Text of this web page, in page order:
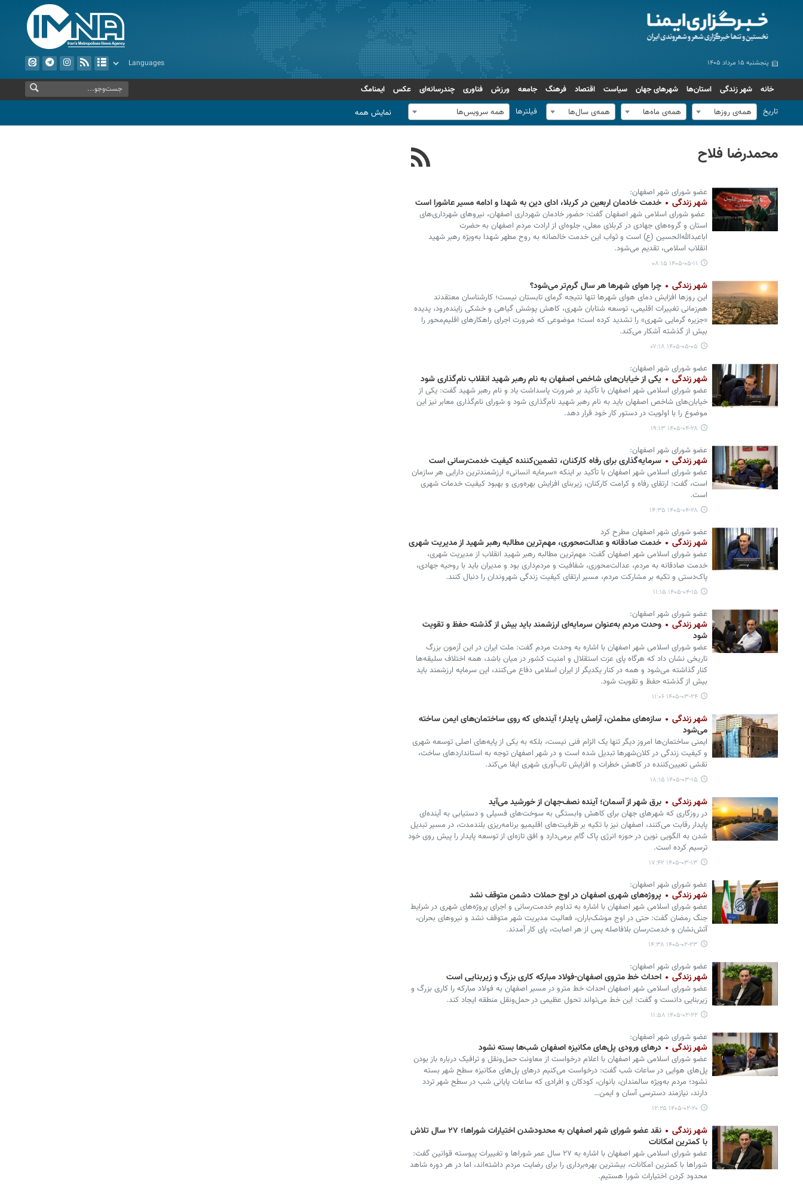
پنجشنبه ۱۵ مرداد ۱۴۰۵
خانه شهر زندگی استان‌ها شهرهای جهان سیاست اقتصاد فرهنگ جامعه ورزش فناوری چندرسانه‌ای عکس
ایمنامگ
تاریخ
همه‌ی روزها همه‌ی ماه‌ها همه‌ی سال‌ها فیلترها همه سرویس‌ها نمایش همه
محمدرضا فلاح
عضو شورای شهر اصفهان:
شهر زندگی خدمت خادمان اربعین در کربلا، ادای دین به شهدا و ادامه مسیر عاشورا است
عضو شورای اسلامی شهر اصفهان گفت: حضور خادمان شهرداری اصفهان، نیروهای شهرداری‌های
استان و گروه‌های جهادی در کربلای معلی، جلوه‌ای از ارادت مردم اصفهان به حضرت
اباعبدالله‌الحسین (ع) است و ثواب این خدمت خالصانه به روح مطهر شهدا به‌ویژه رهبر شهید
انقلاب اسلامی، تقدیم می‌شود.
۱۴۰۵-۰۵-۱۱ ۰۸:۱۵
شهر زندگی چرا هوای شهرها هر سال گرم‌تر می‌شود؟
این روزها افزایش دمای هوای شهرها تنها نتیجه گرمای تابستان نیست؛ کارشناسان معتقدند
هم‌زمانی تغییرات اقلیمی، توسعه شتابان شهری، کاهش پوشش گیاهی و خشکی زاینده‌رود، پدیده
«جزیره گرمایی شهری» را تشدید کرده است؛ موضوعی که ضرورت اجرای راهکارهای اقلیم‌محور را
بیش از گذشته آشکار می‌کند.
۱۴۰۵-۰۵-۰۵ ۰۷:۱۸
عضو شورای شهر اصفهان:
شهر زندگی یکی از خیابان‌های شاخص اصفهان به نام رهبر شهید انقلاب نام‌گذاری شود
عضو شورای اسلامی شهر اصفهان با تأکید بر ضرورت پاسداشت یاد و نام رهبر شهید گفت: یکی از
خیابان‌های شاخص اصفهان باید به نام رهبر شهید نام‌گذاری شود و شورای نام‌گذاری معابر نیز این
موضوع را با اولویت در دستور کار خود قرار دهد.
۱۴۰۵-۰۴-۲۸ ۱۹:۱۳
عضو شورای شهر اصفهان:
شهر زندگی سرمایه‌گذاری برای رفاه کارکنان، تضمین‌کننده کیفیت خدمت‌رسانی است
عضو شورای اسلامی شهر اصفهان با تأکید بر اینکه «سرمایه انسانی» ارزشمندترین دارایی هر سازمان
است، گفت: ارتقای رفاه و کرامت کارکنان، زیربنای افزایش بهره‌وری و بهبود کیفیت خدمات شهری
است.
۱۴۰۵-۰۴-۲۸ ۱۴:۳۵
عضو شورای شهر اصفهان مطرح کرد
شهر زندگی خدمت صادقانه و عدالت‌محوری، مهم‌ترین مطالبه رهبر شهید از مدیریت شهری
عضو شورای اسلامی شهر اصفهان گفت: مهم‌ترین مطالبه رهبر شهید انقلاب از مدیریت شهری،
خدمت صادقانه به مردم، عدالت‌محوری، شفافیت و مردم‌داری بود و مدیران باید با روحیه جهادی،
پاک‌دستی و تکیه بر مشارکت مردم، مسیر ارتقای کیفیت زندگی شهروندان را دنبال کنند.
۱۴۰۵-۰۴-۱۵ ۱۱:۱۵
عضو شورای شهر اصفهان:
شهر زندگی
وحدت مردم به‌عنوان سرمایه‌ای ارزشمند باید بیش از گذشته حفظ و تقویت
شود
عضو شورای اسلامی شهر اصفهان با اشاره به وحدت مردم گفت: ملت ایران در این آزمون بزرگ
تاریخی نشان داد که هرگاه پای عزت استقلال و امنیت کشور در میان باشد، همه اختلاف سلیقه‌ها
کنار گذاشته می‌شود و همه در کنار یکدیگر از ایران اسلامی دفاع می‌کنند، این سرمایه ارزشمند باید
بیش از گذشته حفظ و تقویت شود.
۱۴۰۵-۰۳-۲۴ ۱۱:۰۶
شهر زندگی
سازه‌های مطمئن، آرامش پایدار؛ آینده‌ای که روی ساختمان‌های ایمن ساخته
می‌شود
ایمنی ساختمان‌ها امروز دیگر تنها یک الزام فنی نیست، بلکه به یکی از پایه‌های اصلی توسعه شهری
و کیفیت زندگی در کلان‌شهرها تبدیل شده است و در شهر اصفهان توجه به استانداردهای ساخت،
نقشی تعیین‌کننده در کاهش خطرات و افزایش تاب‌آوری شهری ایفا می‌کند.
۱۴۰۵-۰۳-۱۵ ۱۸:۱۵
شهر زندگی برق شهر از آسمان؛ آینده نصف‌جهان از خورشید می‌آید
در روزگاری که شهرهای جهان برای کاهش وابستگی به سوخت‌های فسیلی و دستیابی به آینده‌ای
پایدار رقابت می‌کنند، اصفهان نیز با تکیه بر ظرفیت‌های اقلیمیو برنامه‌ریزی بلندمدت، در مسیر تبدیل
شدن به الگویی نوین در حوزه انرژی پاک گام برمی‌دارد و افق تازه‌ای از توسعه پایدار را پیش روی خود
ترسیم کرده است.
۱۴۰۵-۰۳-۱۳ ۱۷:۴۲
عضو شورای شهر اصفهان:
شهر زندگی پروژه‌های شهری اصفهان در اوج حملات دشمن متوقف نشد
عضو شورای اسلامی شهر اصفهان با اشاره به تداوم خدمت‌رسانی و اجرای پروژه‌های شهری در شرایط
جنگ رمضان گفت: حتی در اوج موشک‌باران، فعالیت مدیریت شهر متوقف نشد و نیروهای بحران،
آتش‌نشان و خدمت‌رسان بلافاصله پس از هر اصابت، پای کار آمدند.
۱۴۰۵-۰۲-۲۳ ۱۴:۳۸
عضو شورای شهر اصفهان:
شهر زندگی احداث خط متروی اصفهان-فولاد مبارکه کاری بزرگ و زیربنایی است
عضو شورای اسلامی شهر اصفهان احداث خط مترو در مسیر اصفهان به فولاد مبارکه را کاری بزرگ و
زیربنایی دانست و گفت: این خط می‌تواند تحول عظیمی در حمل‌ونقل منطقه ایجاد کند.
۱۴۰۵-۰۲-۲۲ ۱۱:۵۸
عضو شورای شهر اصفهان:
شهر زندگی درهای ورودی پل‌های مکانیزه اصفهان شب‌ها بسته نشود
عضو شورای اسلامی شهر اصفهان با اعلام درخواست از معاونت حمل‌ونقل و ترافیک درباره باز بودن
پل‌های هوایی در ساعات شب گفت: درخواست می‌کنیم درهای پل‌های مکانیزه سطح شهر بسته
نشود؛ مردم به‌ویژه سالمندان، بانوان، کودکان و افرادی که ساعات پایانی شب در سطح شهر تردد
دارند، نیازمند دسترسی آسان و ایمن…
۱۴۰۵-۰۲-۲۰ ۱۲:۲۵
شهر زندگی
نقد عضو شورای شهر اصفهان به محدودشدن اختیارات شوراها؛ ۲۷ سال تلاش
با کمترین امکانات
عضو شورای اسلامی شهر اصفهان با اشاره به ۲۷ سال عمر شوراها و تغییرات پیوسته قوانین گفت:
شوراها با کمترین امکانات، بیشترین بهره‌برداری را برای رضایت مردم داشته‌اند، اما در هر دوره شاهد
محدود کردن اختیارات شورا هستیم.